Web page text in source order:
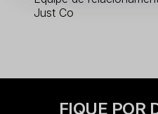
Just Co
FIQUE POR